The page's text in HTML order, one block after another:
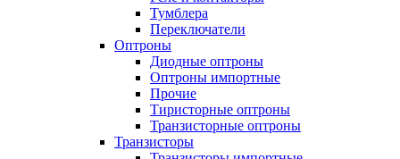
Тумблера
Переключатели
Оптроны
Диодные оптроны
Оптроны импортные
Прочие
Тиристорные оптроны
Транзисторные оптроны
Транзисторы